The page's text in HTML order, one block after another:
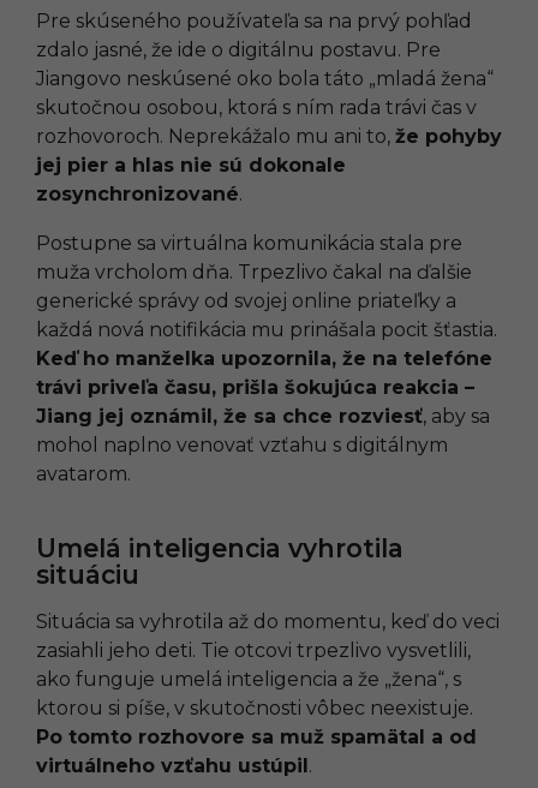
Pre skúseného používateľa sa na prvý pohľad
zdalo jasné, že ide o digitálnu postavu. Pre
Jiangovo neskúsené oko bola táto „mladá žena“
skutočnou osobou, ktorá s ním rada trávi čas v
rozhovoroch. Neprekážalo mu ani to, že pohyby
jej pier a hlas nie sú dokonale
zosynchronizované.
Postupne sa virtuálna komunikácia stala pre
muža vrcholom dňa. Trpezlivo čakal na ďalšie
generické správy od svojej online priateľky a
každá nová notifikácia mu prinášala pocit šťastia.
Keď ho manželka upozornila, že na telefóne
trávi priveľa času, prišla šokujúca reakcia –
Jiang jej oznámil, že sa chce rozviesť, aby sa
mohol naplno venovať vzťahu s digitálnym
avatarom.
Umelá inteligencia vyhrotila
situáciu
Situácia sa vyhrotila až do momentu, keď do veci
zasiahli jeho deti. Tie otcovi trpezlivo vysvetlili,
ako funguje umelá inteligencia a že „žena“, s
ktorou si píše, v skutočnosti vôbec neexistuje.
Po tomto rozhovore sa muž spamätal a od
virtuálneho vzťahu ustúpil.